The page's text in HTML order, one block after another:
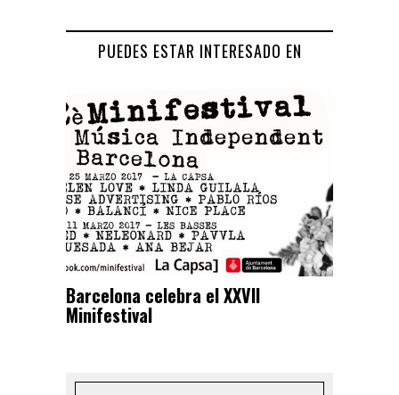
PUEDES ESTAR INTERESADO EN
Barcelona celebra el XXVII
Minifestival